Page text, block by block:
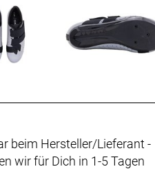
beim Hersteller/Lieferant -
wir für Dich in 1-5 Tagen